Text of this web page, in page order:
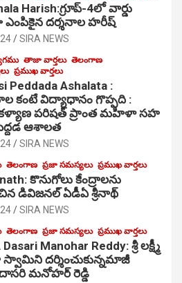
Harish:గ్రూప్-4లో వార్డు
దర్శనాల హరీష్
SIRA NEWS
తాజా వార్తలు తెలంగాణ
ప్రముఖ వార్తలు
Peddada Ashalata :
కంటే విద్యాధానం గొప్పది :
పరిషత్ ప్రాంత మహిళా సహ
ఆశాలత
SIRA NEWS
తెలంగాణ ప్రజా సమస్యలు ప్రముఖ వార్తలు
కొనుగోలు కేంద్రాల‌ను
డివిజనల్ ఏడీఏ శ్రీనాథ్
SIRA NEWS
తెలంగాణ ప్రజా సమస్యలు ప్రముఖ వార్తలు
Manohar Reddy: శ్రీ లక్ష్మీ
దర్శించుకున్నమాజీ
మనోహర్ రెడ్డి